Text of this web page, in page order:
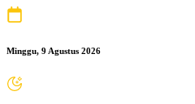
Minggu, 9 Agustus 2026